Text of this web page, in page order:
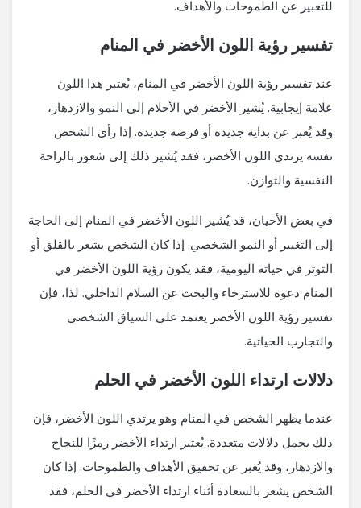
للتعبير عن الطموحات والأهداف.
تفسير رؤية اللون الأخضر في المنام
عند تفسير رؤية اللون الأخضر في المنام، يُعتبر هذا اللون
علامة إيجابية. يُشير الأخضر في الأحلام إلى النمو والازدهار،
وقد يُعبر عن بداية جديدة أو فرصة جديدة. إذا رأى الشخص
نفسه يرتدي اللون الأخضر، فقد يُشير ذلك إلى شعور بالراحة
النفسية والتوازن.
في بعض الأحيان، قد يُشير اللون الأخضر في المنام إلى الحاجة
إلى التغيير أو النمو الشخصي. إذا كان الشخص يشعر بالقلق أو
التوتر في حياته اليومية، فقد يكون رؤية اللون الأخضر في
المنام دعوة للاسترخاء والبحث عن السلام الداخلي. لذا، فإن
تفسير رؤية اللون الأخضر يعتمد على السياق الشخصي
والتجارب الحياتية.
دلالات ارتداء اللون الأخضر في الحلم
عندما يظهر الشخص في المنام وهو يرتدي اللون الأخضر، فإن
ذلك يحمل دلالات متعددة. يُعتبر ارتداء الأخضر رمزًا للنجاح
والازدهار، وقد يُعبر عن تحقيق الأهداف والطموحات. إذا كان
الشخص يشعر بالسعادة أثناء ارتداء الأخضر في الحلم، فقد